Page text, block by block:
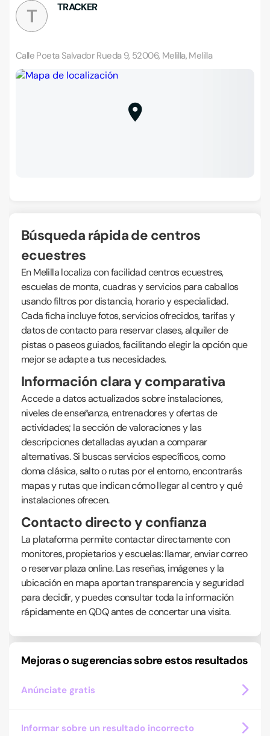
T TRACKER
Calle Poeta Salvador Rueda 9, 52006, Melilla, Melilla
Búsqueda rápida de centros
ecuestres
En Melilla localiza con facilidad centros ecuestres,
escuelas de monta, cuadras y servicios para caballos
usando filtros por distancia, horario y especialidad.
Cada ficha incluye fotos, servicios ofrecidos, tarifas y
datos de contacto para reservar clases, alquiler de
pistas o paseos guiados, facilitando elegir la opción que
mejor se adapte a tus necesidades.
Información clara y comparativa
Accede a datos actualizados sobre instalaciones,
niveles de enseñanza, entrenadores y ofertas de
actividades; la sección de valoraciones y las
descripciones detalladas ayudan a comparar
alternativas. Si buscas servicios específicos, como
doma clásica, salto o rutas por el entorno, encontrarás
mapas y rutas que indican cómo llegar al centro y qué
instalaciones ofrecen.
Contacto directo y confianza
La plataforma permite contactar directamente con
monitores, propietarios y escuelas: llamar, enviar correo
o reservar plaza online. Las reseñas, imágenes y la
ubicación en mapa aportan transparencia y seguridad
para decidir, y puedes consultar toda la información
rápidamente en QDQ antes de concertar una visita.
Mejoras o sugerencias sobre estos resultados
Anúnciate gratis
Informar sobre un resultado incorrecto